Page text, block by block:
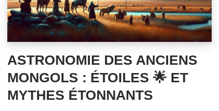
ASTRONOMIE DES ANCIENS
MONGOLS : ÉTOILES 🌟 ET
MYTHES ÉTONNANTS